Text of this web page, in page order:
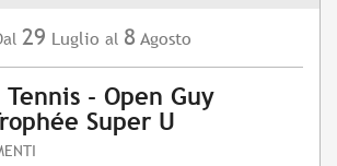
29 Luglio al 8 Agosto
- Open Guy
Super U